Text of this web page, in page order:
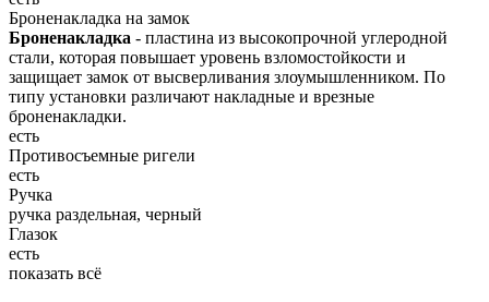
Броненакладка на замок
Броненакладка - пластина из высокопрочной углеродной
стали, которая повышает уровень взломостойкости и
защищает замок от высверливания злоумышленником. По
типу установки различают накладные и врезные
броненакладки.
есть
Противосъемные ригели
есть
Ручка
ручка раздельная, черный
Глазок
есть
показать всё